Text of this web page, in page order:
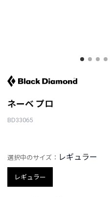
ネーベ プロ
BD33065
選択中のサイズ： レギュラー
レギュラー